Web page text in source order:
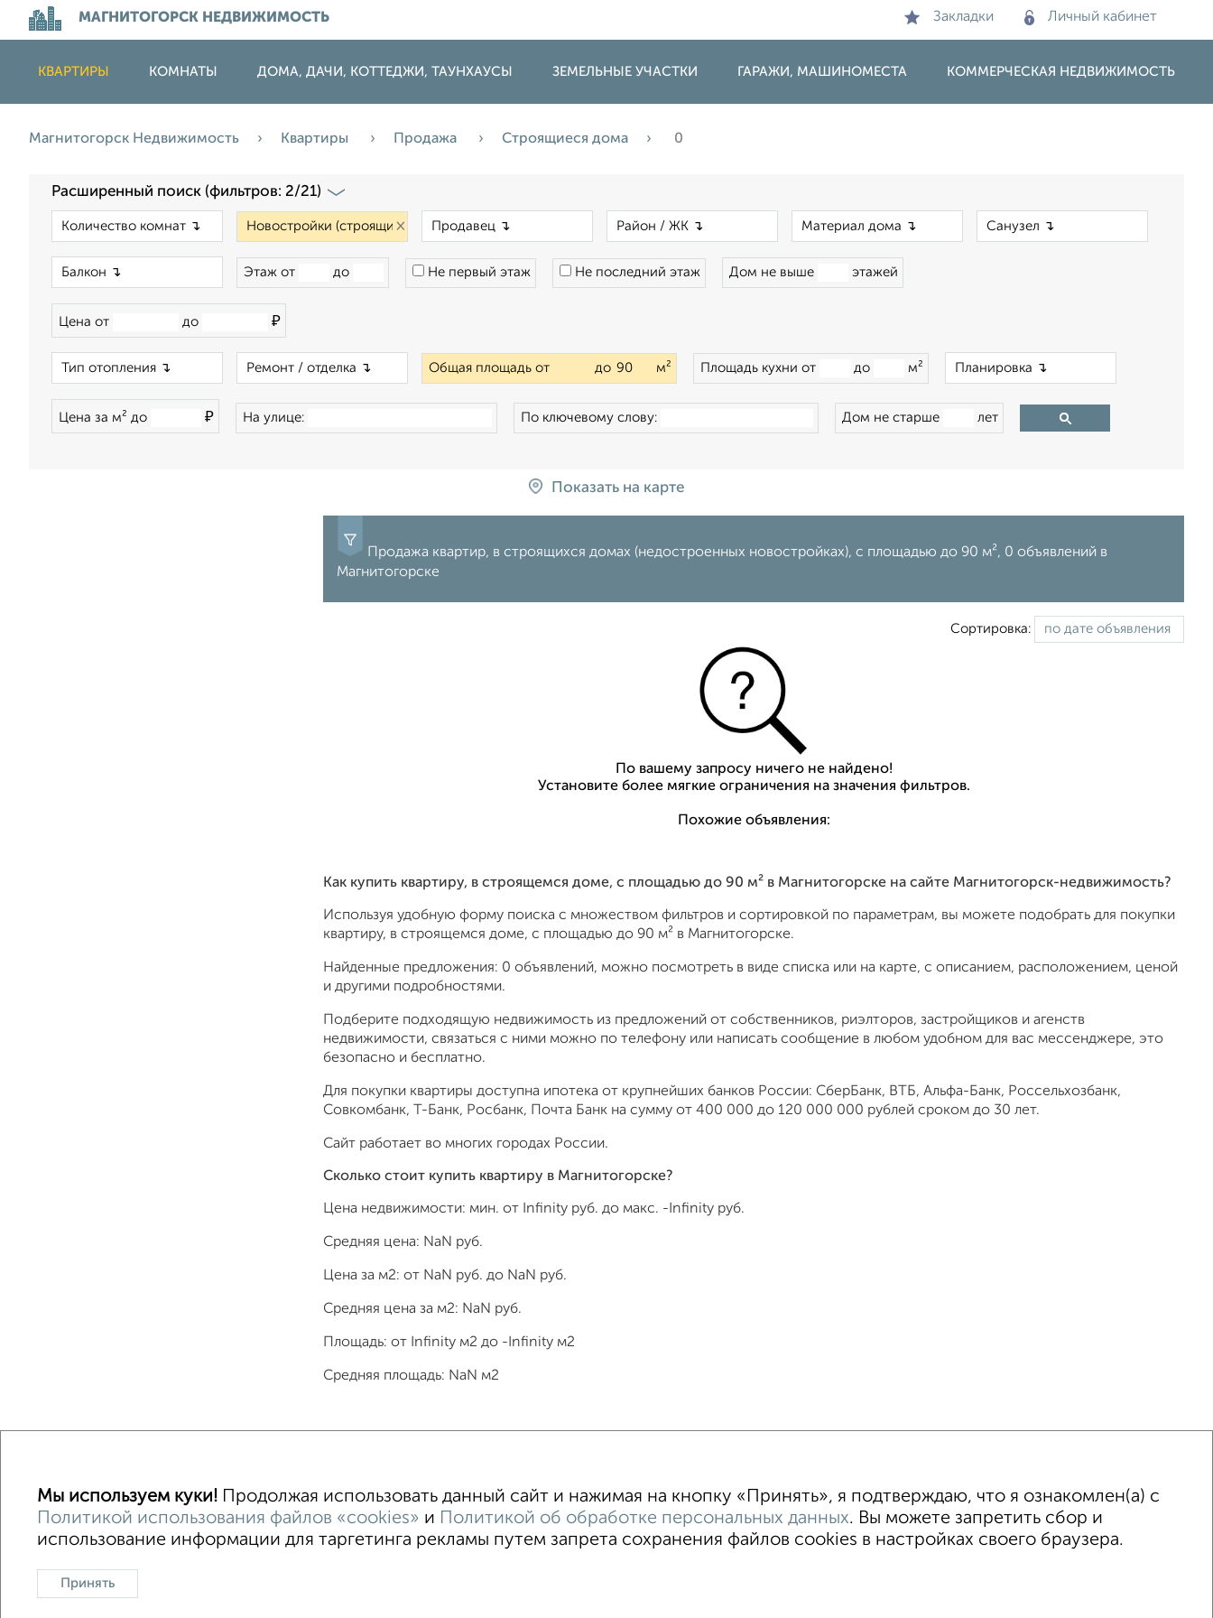
МАГНИТОГОРСК НЕДВИЖИМОСТЬ Закладки Личный кабинет
КВАРТИРЫ КОМНАТЫ ДОМА, ДАЧИ, КОТТЕДЖИ, ТАУНХАУСЫ ЗЕМЕЛЬНЫЕ УЧАСТКИ ГАРАЖИ, МАШИНОМЕСТА КОММЕРЧЕСКАЯ НЕДВИЖИМОСТЬ
Магнитогорск Недвижимость Квартиры Продажа Строящиеся дома 0
Расширенный поиск (фильтров: 2/21)
×
Этаж от до Не первый этаж Не последний этаж Дом не выше этажей
Цена от до ₽
Общая площадь от до м² Площадь кухни от до м²
Цена за м² до ₽ На улице: По ключевому слову: Дом не старше лет
Показать на карте
Продажа квартир, в строящихся домах (недостроенных новостройках), c площадью до 90 м², 0 объявлений в
Магнитогорске
Сортировка:
По вашему запросу ничего не найдено!
Установите более мягкие ограничения на значения фильтров.
Похожие объявления:
Как купить квартиру, в строящемся доме, c площадью до 90 м² в Магнитогорске на сайте Магнитогорск-недвижимость?
Используя удобную форму поиска с множеством фильтров и сортировкой по параметрам, вы можете подобрать для покупки
квартиру, в строящемся доме, c площадью до 90 м² в Магнитогорске.
Найденные предложения: 0 объявлений, можно посмотреть в виде списка или на карте, с описанием, расположением, ценой
и другими подробностями.
Подберите подходящую недвижимость из предложений от собственников, риэлторов, застройщиков и агенств
недвижимости, связаться с ними можно по телефону или написать сообщение в любом удобном для вас мессенджере, это
безопасно и бесплатно.
Для покупки квартиры доступна ипотека от крупнейших банков России: СберБанк, ВТБ, Альфа-Банк, Россельхозбанк,
Совкомбанк, Т-Банк, Росбанк, Почта Банк на сумму от 400 000 до 120 000 000 рублей сроком до 30 лет.
Сайт работает во многих городах России.
Сколько стоит купить квартиру в Магнитогорске?
Цена недвижимости: мин. от Infinity руб. до макс. -Infinity руб.
Средняя цена: NaN руб.
Цена за м2: от NaN руб. до NaN руб.
Средняя цена за м2: NaN руб.
Площадь: от Infinity м2 до -Infinity м2
Средняя площадь: NaN м2
В новостройке В строящемся доме В новом доме
Контакты Политика конфиденциальности Пользовательское соглашение Магнитогорск, улица Гагарина 33 © 2015–2026 Сайт-доска объявлений недвижимости
О проекте
Мы используем куки! Продолжая использовать данный сайт и нажимая на кнопку «Принять», я подтверждаю, что я ознакомлен(а) с
Политикой использования файлов «cookies» и Политикой об обработке персональных данных. Вы можете запретить сбор и
использование информации для таргетинга рекламы путем запрета сохранения файлов cookies в настройках своего браузера.
Принять